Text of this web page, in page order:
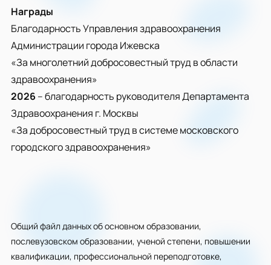
Награды
Благодарность Управления здравоохранения
Администрации города Ижевска
«За многолетний добросовестный труд в области
здравоохранения»
2026 – благодарность руководителя Департамента
Здравоохранения г. Москвы
«За добросовестный труд в системе московского
городского здравоохранения»
Общий файл данных об основном образовании,
послевузовском образовании, ученой степени, повышении
квалификации, профессиональной переподготовке,